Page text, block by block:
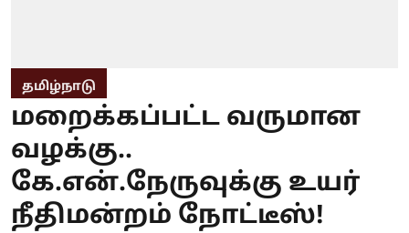
தமிழ்நாடு
மறைக்கப்பட்ட வருமான
வழக்கு..
கே.என்.நேருவுக்கு உயர்
நீதிமன்றம் நோட்டீஸ்!